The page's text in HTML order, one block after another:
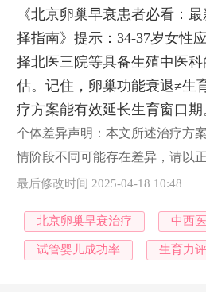
《北京卵巢早衰患者必看：
择指南》提示：34-37岁女性
择北医三院等具备生殖中医
估。记住，卵巢功能衰退≠生
疗方案能有效延长生育窗口期
个体差异声明：本文所述治疗方
情阶段不同可能存在差异，请以
最后修改时间 2025-04-18 10:48
北京卵巢早衰治疗 中西
试管婴儿成功率 生育力